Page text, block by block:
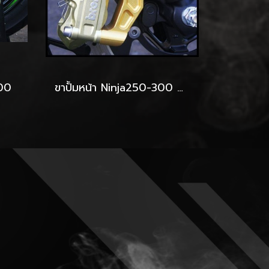
ขาปั้มหน้า Ninja250-300 M4-100